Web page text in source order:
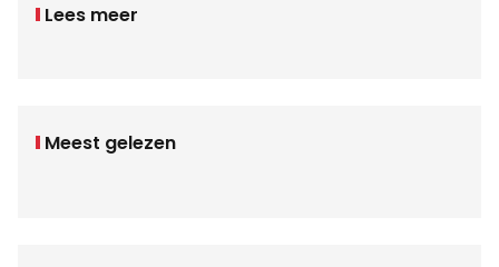
Lees meer
Meest gelezen